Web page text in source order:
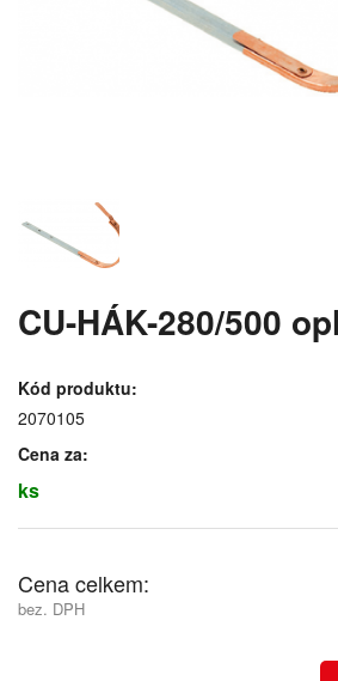
CU-HÁK-280/500
Kód produktu:
2070105
Cena za:
ks
Cena celkem:
bez. DPH